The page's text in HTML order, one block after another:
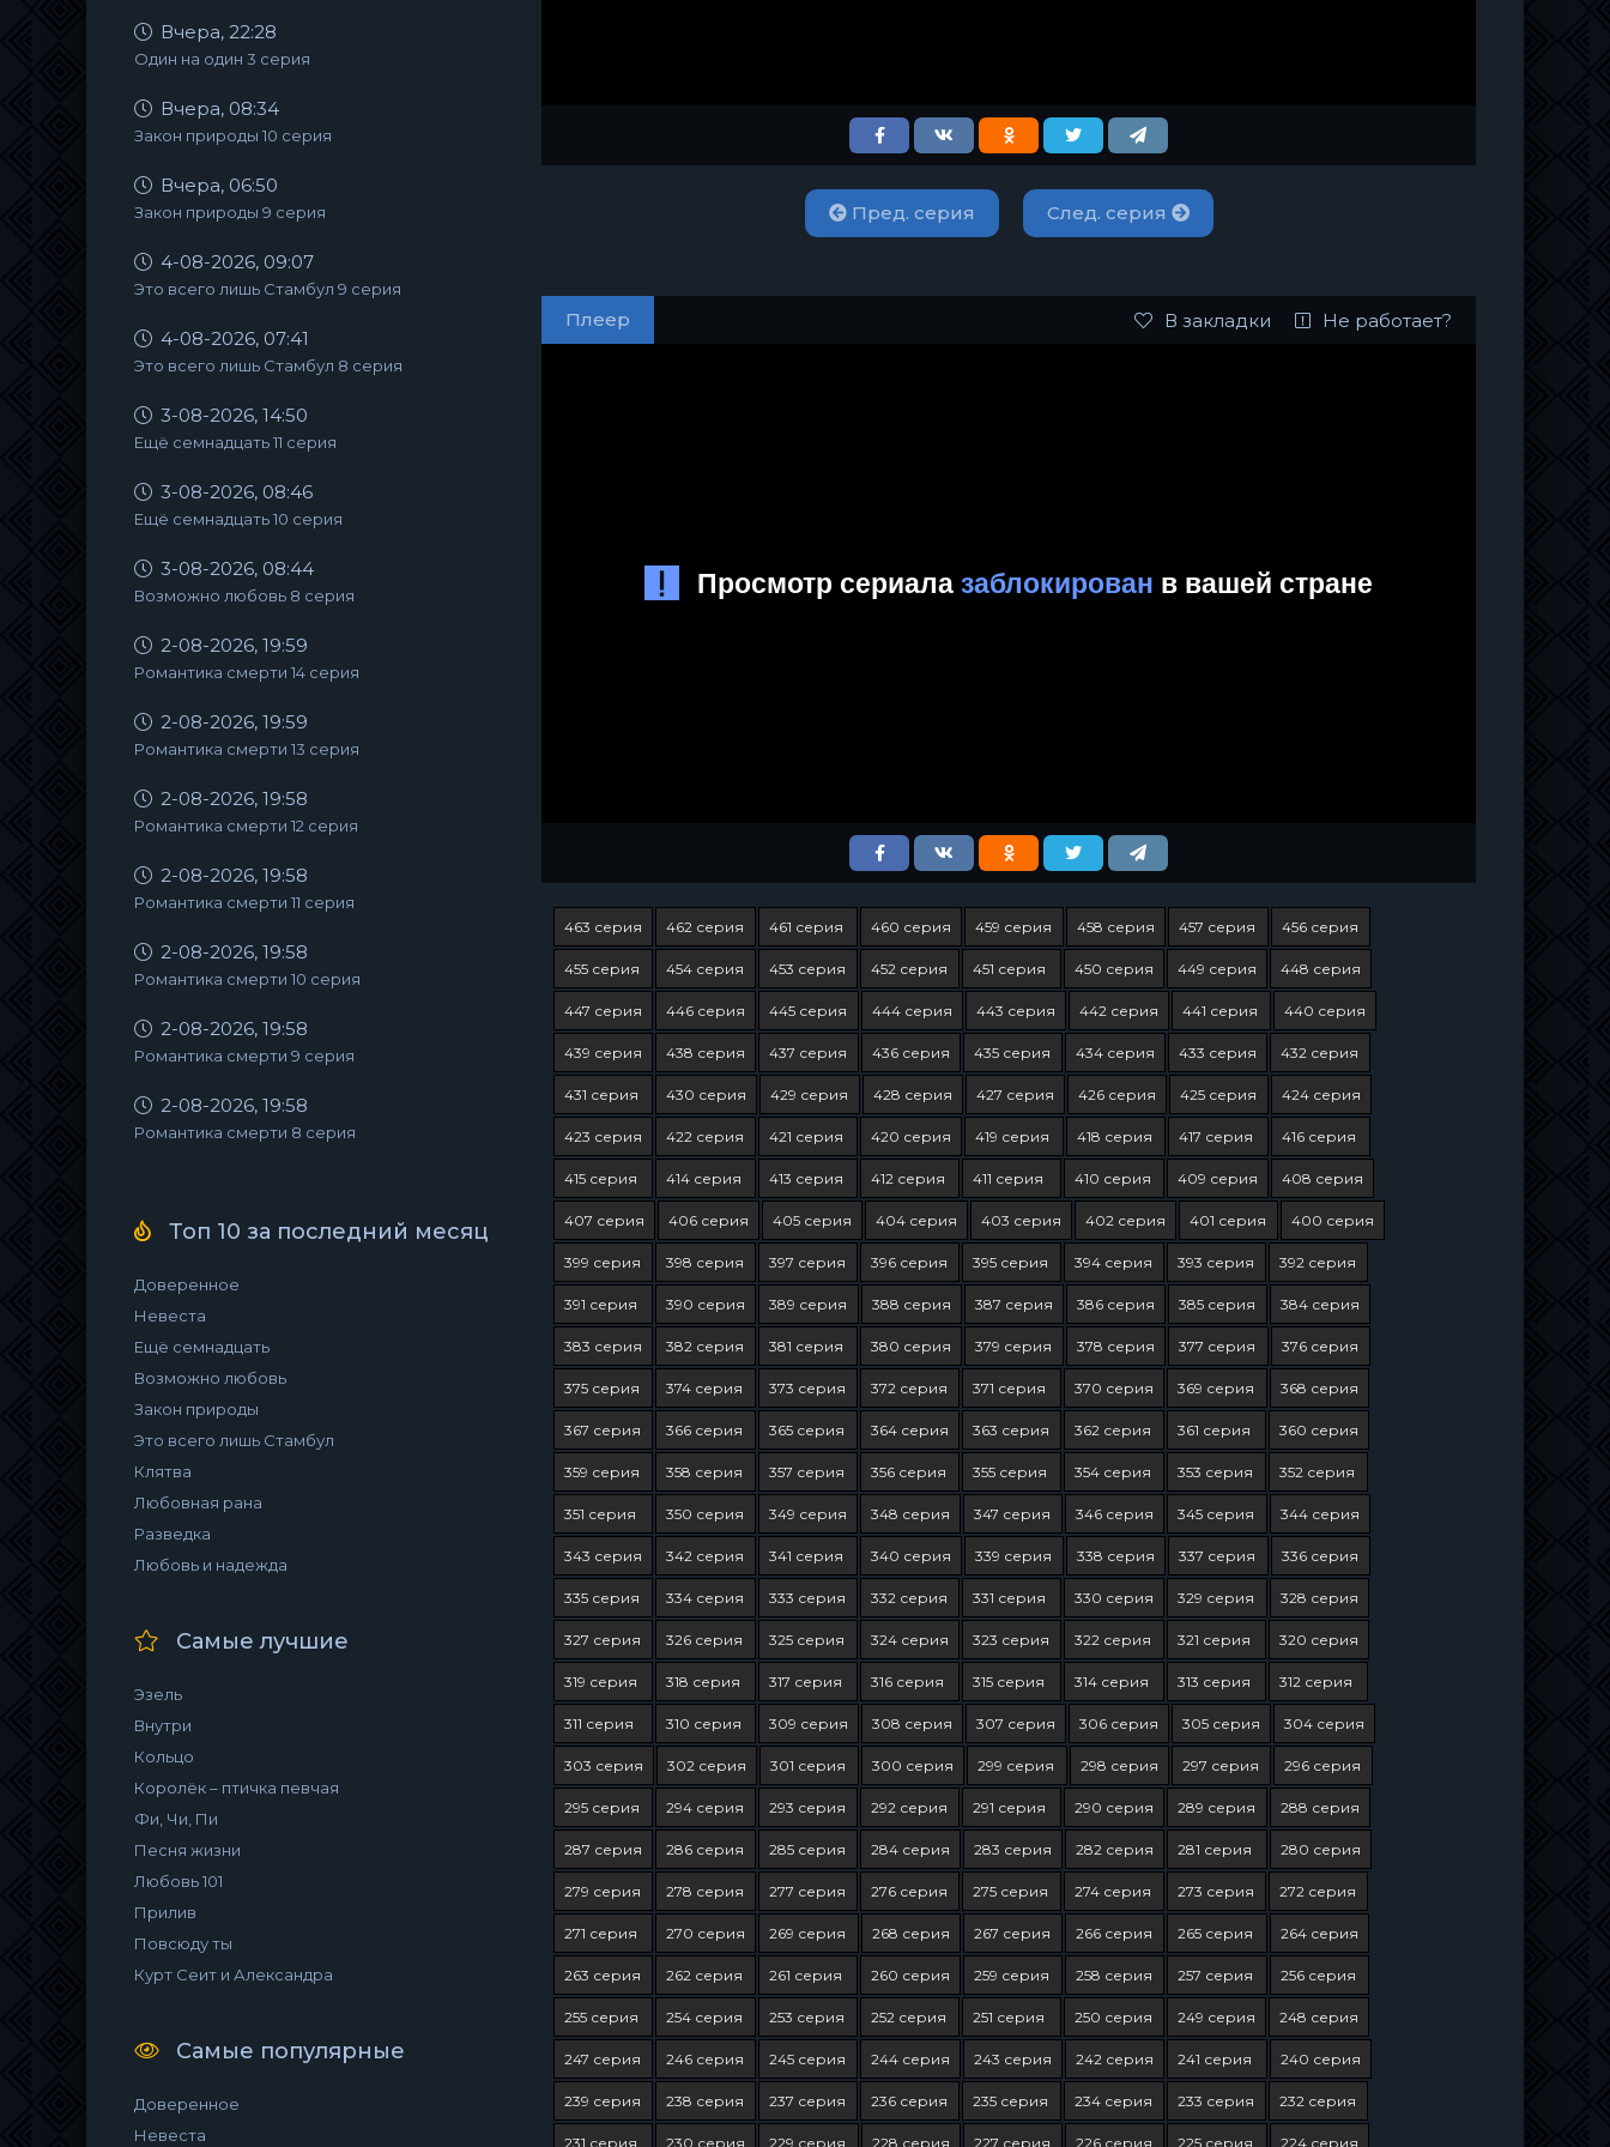
Вчера, 22:28
Один на один 3 серия
Вчера, 08:34
Закон природы 10 серия
Вчера, 06:50
Закон природы 9 серия
4-08-2026, 09:07
Это всего лишь Стамбул 9 серия
4-08-2026, 07:41
Это всего лишь Стамбул 8 серия
3-08-2026, 14:50
Ещё семнадцать 11 серия
3-08-2026, 08:46
Ещё семнадцать 10 серия
3-08-2026, 08:44
Возможно любовь 8 серия
2-08-2026, 19:59
Романтика смерти 14 серия
2-08-2026, 19:59
Романтика смерти 13 серия
2-08-2026, 19:58
Романтика смерти 12 серия
2-08-2026, 19:58
Романтика смерти 11 серия
2-08-2026, 19:58
Романтика смерти 10 серия
2-08-2026, 19:58
Романтика смерти 9 серия
2-08-2026, 19:58
Романтика смерти 8 серия
Топ 10 за последний месяц
Доверенное
Невеста
Ещё семнадцать
Возможно любовь
Закон природы
Это всего лишь Стамбул
Клятва
Любовная рана
Разведка
Любовь и надежда
Самые лучшие
Эзель
Внутри
Кольцо
Королёк – птичка певчая
Фи, Чи, Пи
Песня жизни
Любовь 101
Прилив
Повсюду ты
Курт Сеит и Александра
Самые популярные
Доверенное
Невеста
Пред. серия След. серия
Плеер В закладки Не работает?
463 серия 462 серия 461 серия 460 серия 459 серия 458 серия 457 серия 456 серия
455 серия 454 серия 453 серия 452 серия 451 серия 450 серия 449 серия 448 серия
447 серия 446 серия 445 серия 444 серия 443 серия 442 серия 441 серия 440 серия
439 серия 438 серия 437 серия 436 серия 435 серия 434 серия 433 серия 432 серия
431 серия 430 серия 429 серия 428 серия 427 серия 426 серия 425 серия 424 серия
423 серия 422 серия 421 серия 420 серия 419 серия 418 серия 417 серия 416 серия
415 серия 414 серия 413 серия 412 серия 411 серия 410 серия 409 серия 408 серия
407 серия 406 серия 405 серия 404 серия 403 серия 402 серия 401 серия 400 серия
399 серия 398 серия 397 серия 396 серия 395 серия 394 серия 393 серия 392 серия
391 серия 390 серия 389 серия 388 серия 387 серия 386 серия 385 серия 384 серия
383 серия 382 серия 381 серия 380 серия 379 серия 378 серия 377 серия 376 серия
375 серия 374 серия 373 серия 372 серия 371 серия 370 серия 369 серия 368 серия
367 серия 366 серия 365 серия 364 серия 363 серия 362 серия 361 серия 360 серия
359 серия 358 серия 357 серия 356 серия 355 серия 354 серия 353 серия 352 серия
351 серия 350 серия 349 серия 348 серия 347 серия 346 серия 345 серия 344 серия
343 серия 342 серия 341 серия 340 серия 339 серия 338 серия 337 серия 336 серия
335 серия 334 серия 333 серия 332 серия 331 серия 330 серия 329 серия 328 серия
327 серия 326 серия 325 серия 324 серия 323 серия 322 серия 321 серия 320 серия
319 серия 318 серия 317 серия 316 серия 315 серия 314 серия 313 серия 312 серия
311 серия 310 серия 309 серия 308 серия 307 серия 306 серия 305 серия 304 серия
303 серия 302 серия 301 серия 300 серия 299 серия 298 серия 297 серия 296 серия
295 серия 294 серия 293 серия 292 серия 291 серия 290 серия 289 серия 288 серия
287 серия 286 серия 285 серия 284 серия 283 серия 282 серия 281 серия 280 серия
279 серия 278 серия 277 серия 276 серия 275 серия 274 серия 273 серия 272 серия
271 серия 270 серия 269 серия 268 серия 267 серия 266 серия 265 серия 264 серия
263 серия 262 серия 261 серия 260 серия 259 серия 258 серия 257 серия 256 серия
255 серия 254 серия 253 серия 252 серия 251 серия 250 серия 249 серия 248 серия
247 серия 246 серия 245 серия 244 серия 243 серия 242 серия 241 серия 240 серия
239 серия 238 серия 237 серия 236 серия 235 серия 234 серия 233 серия 232 серия
231 серия 230 серия 229 серия 228 серия 227 серия 226 серия 225 серия 224 серия